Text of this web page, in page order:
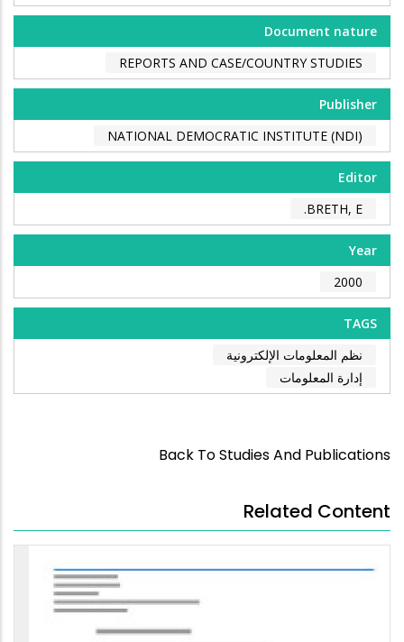
Document nature
REPORTS AND CASE/COUNTRY STUDIES
Publisher
NATIONAL DEMOCRATIC INSTITUTE (NDI)
Editor
BRETH, E.
Year
2000
TAGS
نظم المعلومات الإلكترونية
إدارة المعلومات
Back To Studies And Publications
Related Content